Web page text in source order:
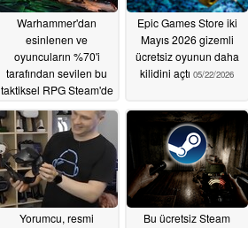
Warhammer'dan
esinlenen ve
oyuncuların %70'i
tarafından sevilen bu
taktiksel RPG Steam'de
05/23/2026
Epic Games Store iki
Mayıs 2026 gizemli
ücretsiz oyunun daha
kilidini açtı 05/22/2026
Yorumcu, resmi
Bu ücretsiz Steam